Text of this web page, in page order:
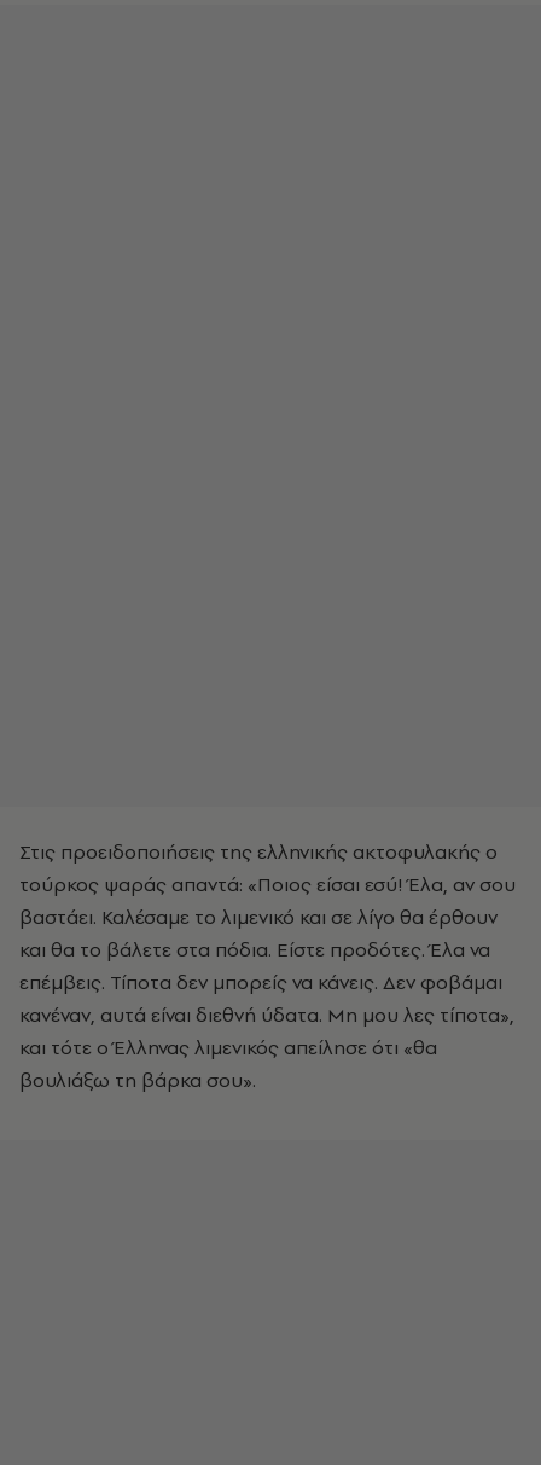
Στις προειδοποιήσεις της ελληνικής ακτοφυλακής ο
τούρκος ψαράς απαντά: «Ποιος είσαι εσύ! Έλα, αν σου
βαστάει. Καλέσαμε το λιμενικό και σε λίγο θα έρθουν
και θα το βάλετε στα πόδια. Είστε προδότες. Έλα να
επέμβεις. Τίποτα δεν μπορείς να κάνεις. Δεν φοβάμαι
κανέναν, αυτά είναι διεθνή ύδατα. Μη μου λες τίποτα»,
και τότε ο Έλληνας λιμενικός απείλησε ότι «θα
βουλιάξω τη βάρκα σου».